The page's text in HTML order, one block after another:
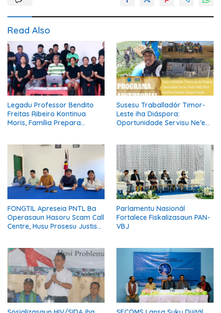
Read Also
Legadu Professor Bendito
Freitas Ribeiro Kontinua
Moris, Família Prepara
Susesu Traballadór Timor-
Leste iha Diáspora:
Oportunidade Servisu Ne’ebé
Nasaun
FONGTIL Apreseia PNTL Ba
Operasaun Hasoru Scam Call
Centre, Husu Prosesu Justisa
Parlamentu Nasionál
Fortalece Fiskalizasaun PAN-
VBJ